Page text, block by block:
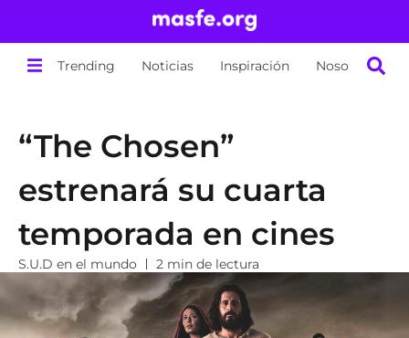
Trending Noticias Inspiración Nosotros
“The Chosen”
estrenará su cuarta
temporada en cines
S.U.D en el mundo 2 min de lectura